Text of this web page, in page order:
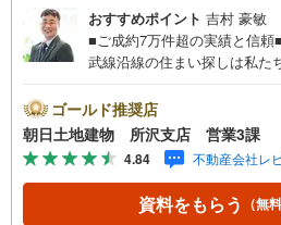
おすすめポイント 吉村 豪敏
■ご成約7万件超の実績と信
武線沿線の住まい探しは私
玉・神奈川に展開。豊富な取
に、お客様一人ひとりに最適
「住宅ローンが不安」「自己
る？」「住み替えの進め方が
却に関するお悩みにも有資
計画の立案から契約・お引
ゴールド推奨店
朝日土地建物 所沢支店 営業3課
4.84 不動産会社レ
資料をもらう （無